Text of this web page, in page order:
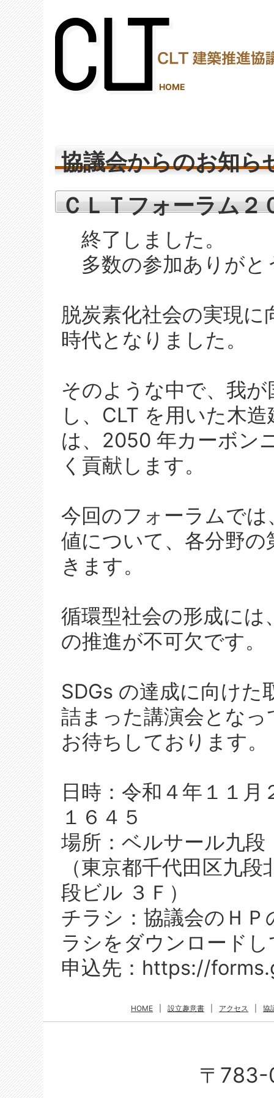
HOME
協議会からのお知ら
ＣＬＴフォーラム２
終了しました。
多数の参加ありがと
脱炭素化社会の実現
時代となりました。
そのような中で、我
し、CLT を用いた木
は、2050 年カーボン
く貢献します。
今回のフォーラムで
値について、各分野
きます。
循環型社会の形成には
の推進が不可欠です。
SDGs の達成に向け
詰まった講演会とな
お待ちしております。
日時：令和４年１１
１６４５
場所：ベルサール九段
（東京都千代田区九
段ビル ３Ｆ）
チラシ：協議会のＨ
ラシをダウンロード
申込先：https://
HOME 設立趣意書 アクセス 協
〒